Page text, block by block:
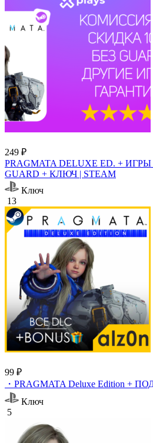
249 ₽
PRAGMATA DELUXE ED. +
GUARD + КЛЮЧ | STEAM
Ключ
13
99 ₽
・PRAGMATA Deluxe Edition +
Ключ
5